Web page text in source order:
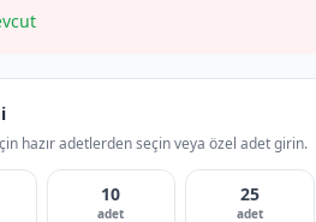
hazır adetlerden seçin veya özel adet girin.
10
adet
25
adet